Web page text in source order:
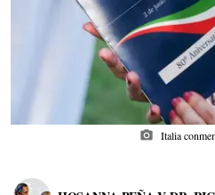
photo_camera Italia